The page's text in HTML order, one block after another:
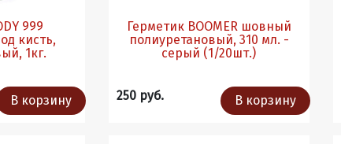
999
кисть,
1кг.
В корзину
Герметик BOOMER шовный
полиуретановый, 310 мл. -
серый (1/20шт.)
250 руб. В корзину